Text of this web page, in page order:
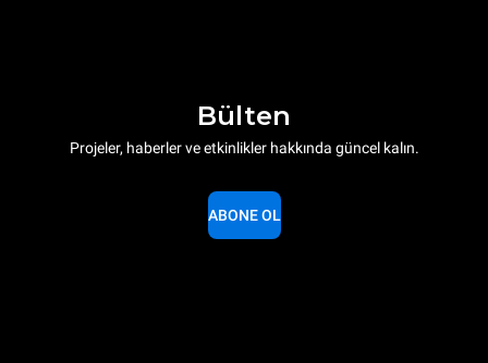
Bülten
Projeler, haberler ve etkinlikler hakkında güncel kalın.
ABONE OL